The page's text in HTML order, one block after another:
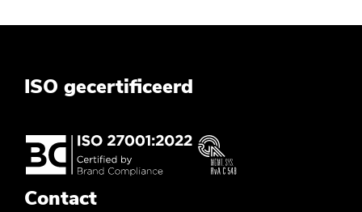
ISO gecertificeerd
Contact